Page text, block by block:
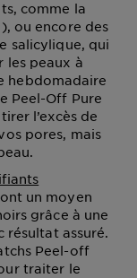
comme la
ou encore des
salicylique, qui
les peaux à
hebdomadaire
Peel-Off Pure
l’excès de
pores, mais
un moyen
grâce à une
résultat assuré.
Peel-off
traiter le